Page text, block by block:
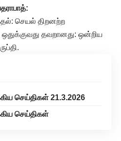
செயல் திறனற்ற
ஒதுக்குவது தவறானது: ஒன்றிய
செய்திகள் 21.3.2026
செய்திகள்